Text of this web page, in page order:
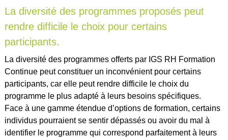
La diversité des programmes proposés peut
rendre difficile le choix pour certains
participants.
La diversité des programmes offerts par IGS RH Formation
Continue peut constituer un inconvénient pour certains
participants, car elle peut rendre difficile le choix du
programme le plus adapté à leurs besoins spécifiques.
Face à une gamme étendue d’options de formation, certains
individus pourraient se sentir dépassés ou avoir du mal à
identifier le programme qui correspond parfaitement à leurs